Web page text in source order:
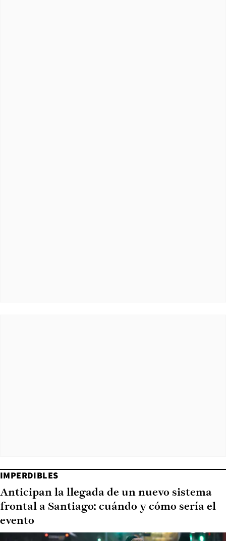
IMPERDIBLES
Anticipan la llegada de un nuevo sistema
frontal a Santiago: cuándo y cómo sería el
evento